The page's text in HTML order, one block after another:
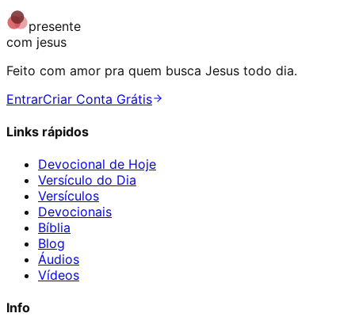
presente
com jesus
Feito com amor pra quem busca Jesus todo dia.
EntrarCriar Conta Grátis
Links rápidos
Devocional de Hoje
Versículo do Dia
Versículos
Devocionais
Bíblia
Blog
Áudios
Vídeos
Info